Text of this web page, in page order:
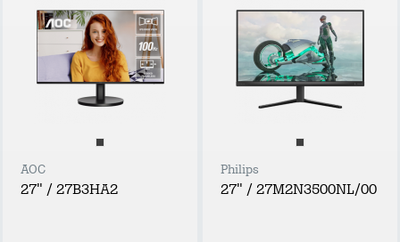
AOC
27" / 27B3HA2
Philips
27" / 27M2N3500NL/00